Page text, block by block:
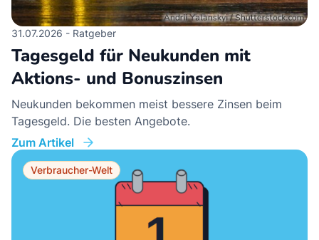
31.07.2026 - Ratgeber
Tagesgeld für Neukunden mit
Aktions- und Bonuszinsen
Neukunden bekommen meist bessere Zinsen beim
Tagesgeld. Die besten Angebote.
Zum Artikel
Verbraucher-Welt